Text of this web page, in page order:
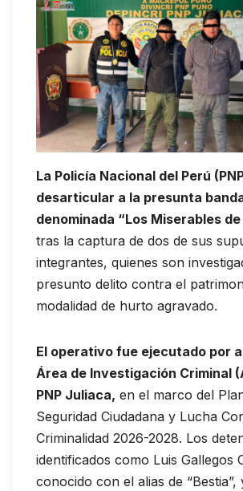
La Policía Nacional del Perú
desarticular a la presunta
denominada “Los Miserables
tras la captura de dos de sus
integrantes, quienes son
presunto delito contra el
modalidad de hurto agravado.
El operativo fue ejecutado por
Área de Investigación Criminal
PNP Juliaca, en el marco del
Seguridad Ciudadana y Lucha
Criminalidad 2026-2028. Los
identificados como Luis Gallegos
conocido con el alias de “Bestia”,